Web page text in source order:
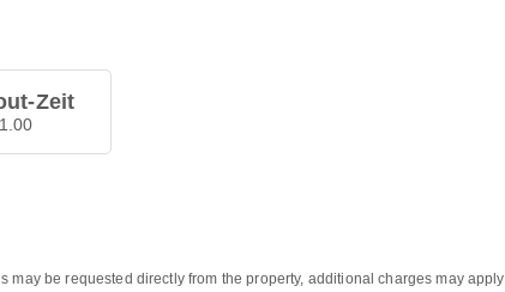
Zeit
may be requested directly from the property, additional charges may apply